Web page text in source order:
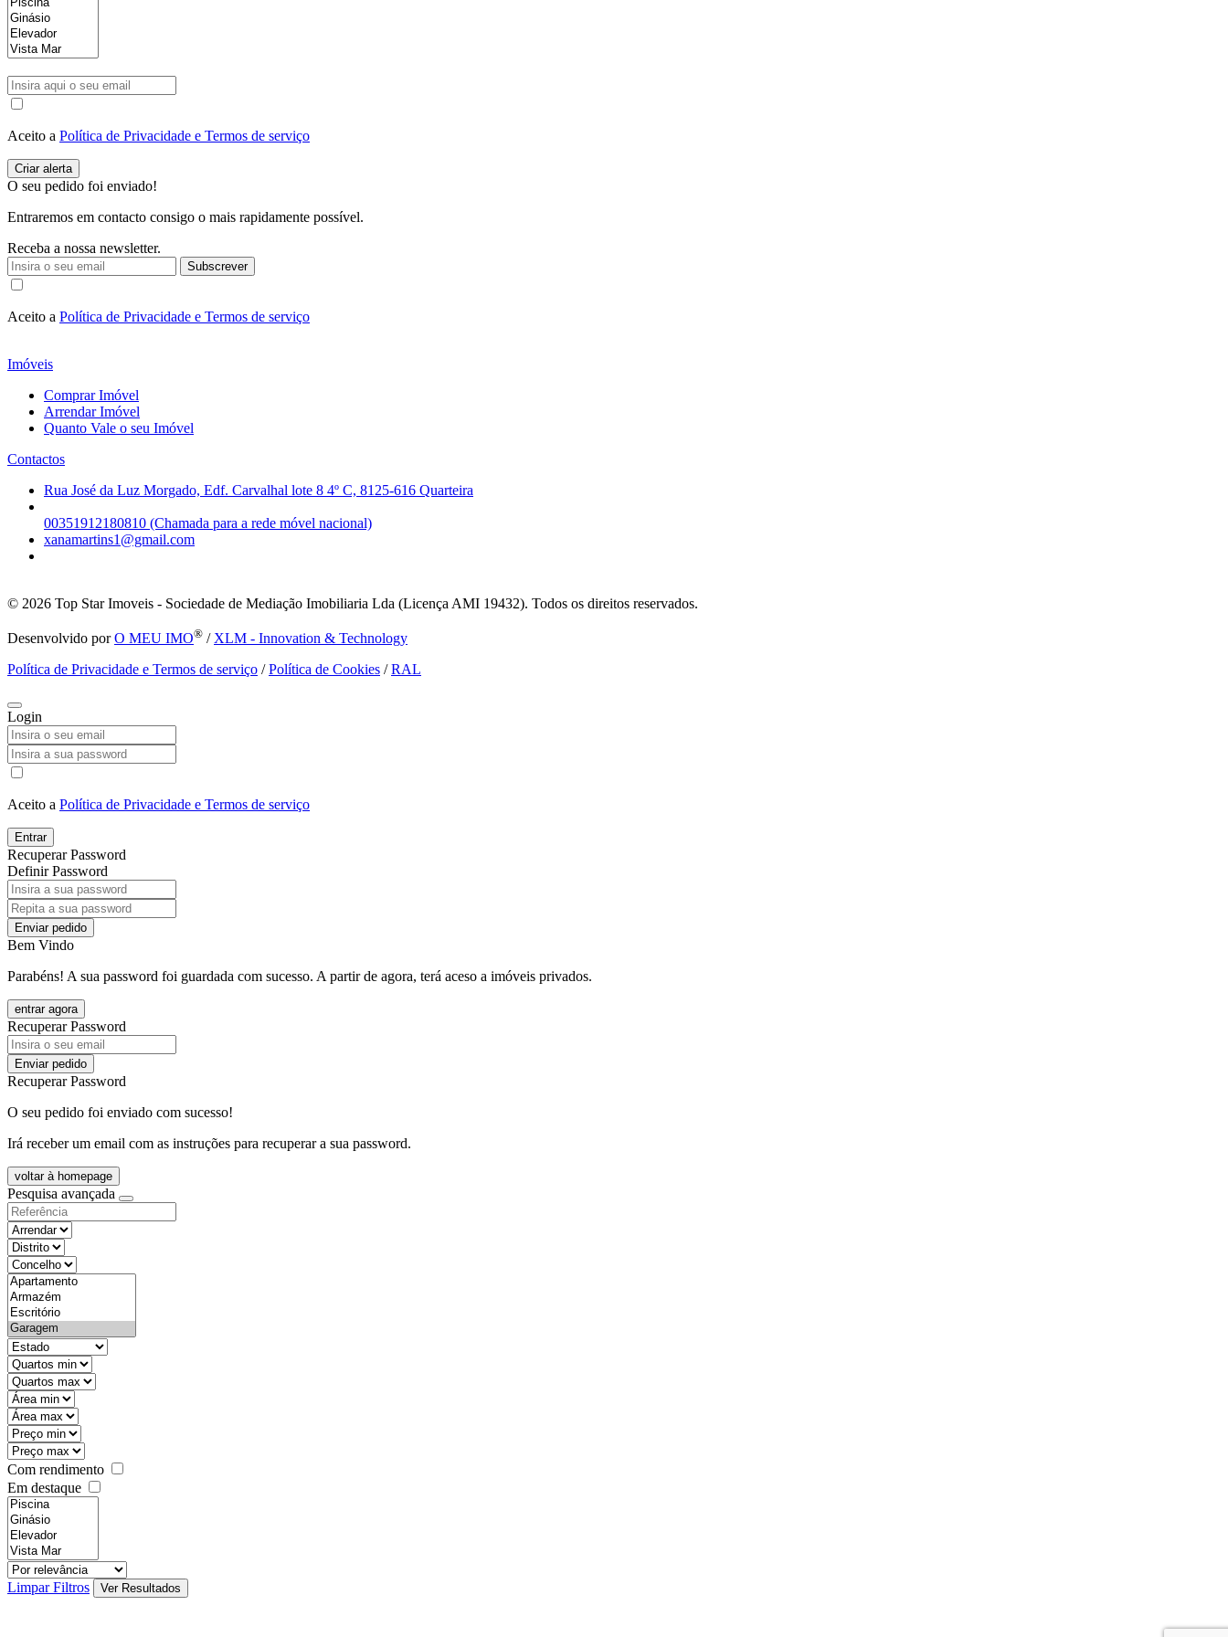
Aceito a Política de Privacidade e Termos de serviço
O seu pedido foi enviado!
Entraremos em contacto consigo o mais rapidamente possível.
Receba a nossa newsletter.
Subscrever
Aceito a Política de Privacidade e Termos de serviço
Imóveis
Comprar Imóvel
Arrendar Imóvel
Quanto Vale o seu Imóvel
Contactos
Rua José da Luz Morgado, Edf. Carvalhal lote 8 4º C, 8125-616 Quarteira
00351912180810 (Chamada para a rede móvel nacional)
xanamartins1@gmail.com
© 2026 Top Star Imoveis - Sociedade de Mediação Imobiliaria Lda (Licença AMI 19432). Todos os direitos reservados.
Desenvolvido porO MEU IMO® / XLM - Innovation & Technology
Política de Privacidade e Termos de serviço /Política de Cookies /RAL
Login
Aceito a Política de Privacidade e Termos de serviço
Entrar
Recuperar Password
Definir Password
Enviar pedido
Bem Vindo
Parabéns! A sua password foi guardada com sucesso. A partir de agora, terá aceso a imóveis privados.
entrar agora
Recuperar Password
Enviar pedido
Recuperar Password
O seu pedido foi enviado com sucesso!
Irá receber um email com as instruções para recuperar a sua password.
voltar à homepage
Pesquisa avançada
objective
districtId
countyId
types
state
mintypo
maxtypo
minarea
maxarea
minprice
maxprice
Com rendimento
Em destaque
features
realestateOrder
Limpar Filtros
Ver Resultados